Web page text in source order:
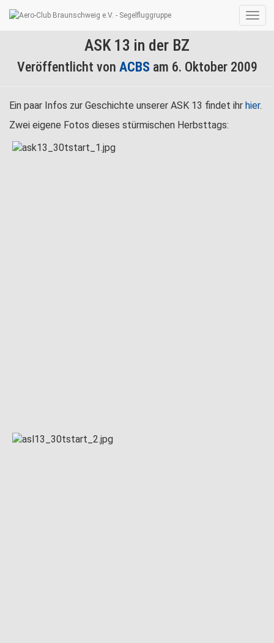
ASK 13 in der BZ
Veröffentlicht von ACBS am 6. Oktober 2009
Ein paar Infos zur Geschichte unserer ASK 13 findet ihr hier.
Zwei eigene Fotos dieses stürmischen Herbsttags: